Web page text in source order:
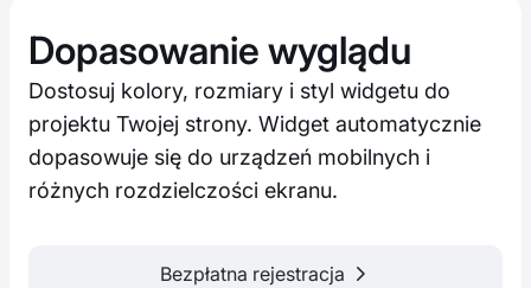
Dopasowanie wyglądu
Dostosuj kolory, rozmiary i styl widgetu do
projektu Twojej strony. Widget automatycznie
dopasowuje się do urządzeń mobilnych i
różnych rozdzielczości ekranu.
Bezpłatna rejestracja